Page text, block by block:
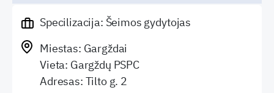
Specilizacija: Šeimos gydytojas
Miestas: Gargždai
Vieta: Gargždų PSPC
Adresas: Tilto g. 2